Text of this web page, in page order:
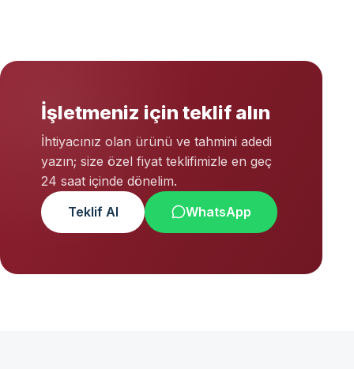
İşletmeniz için teklif alın
İhtiyacınız olan ürünü ve tahmini adedi
yazın; size özel fiyat teklifimizle en geç
24 saat içinde dönelim.
Teklif Al
WhatsApp